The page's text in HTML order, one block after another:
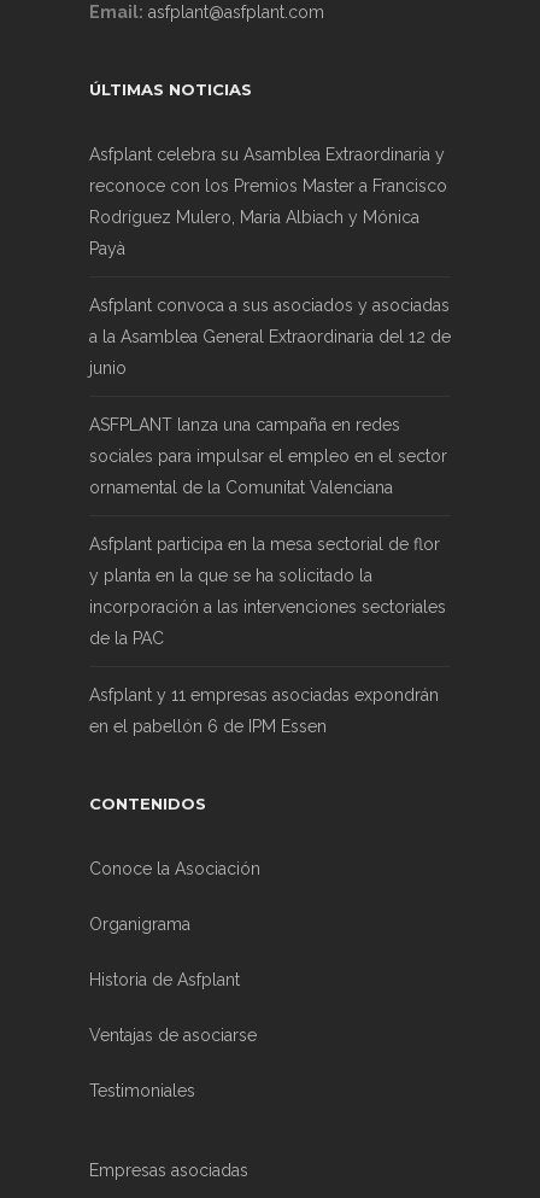
Email: asfplant@asfplant.com
ÚLTIMAS NOTICIAS
Asfplant celebra su Asamblea Extraordinaria y
reconoce con los Premios Master a Francisco
Rodríguez Mulero, Maria Albiach y Mónica
Payà
Asfplant convoca a sus asociados y asociadas
a la Asamblea General Extraordinaria del 12 de
junio
ASFPLANT lanza una campaña en redes
sociales para impulsar el empleo en el sector
ornamental de la Comunitat Valenciana
Asfplant participa en la mesa sectorial de flor
y planta en la que se ha solicitado la
incorporación a las intervenciones sectoriales
de la PAC
Asfplant y 11 empresas asociadas expondrán
en el pabellón 6 de IPM Essen
CONTENIDOS
Conoce la Asociación
Organigrama
Historia de Asfplant
Ventajas de asociarse
Testimoniales
Empresas asociadas